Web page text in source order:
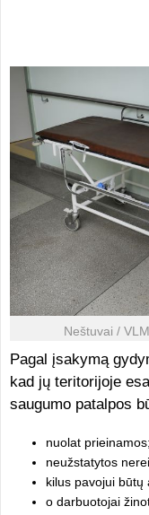
Neštuvai /
Pagal įsakymą
kad jų teritorijoje
saugumo patalpos
nuolat prieinamos;
neužstatytos
kilus pavojui būtų
o darbuotojai